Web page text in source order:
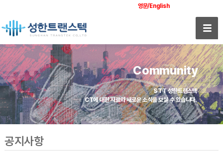
영문/English
Community
STT 성한트랜스텍
CT에 대한 자료와 새로운 소식을 보실 수 있습니다.
공지사항